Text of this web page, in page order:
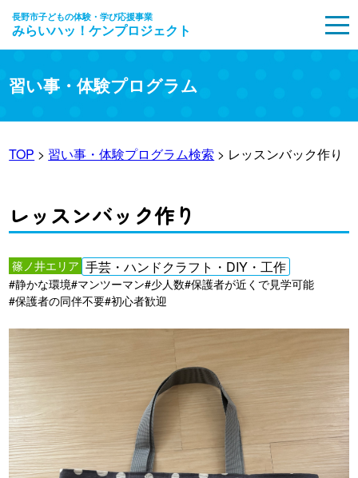
長野市子どもの体験・学び応援事業
みらいハッ！ケンプロジェクト
習い事・体験プログラム
TOP > 習い事・体験プログラム検索 > レッスンバック作り
レッスンバック作り
篠ノ井エリア 手芸・ハンドクラフト・DIY・工作
#静かな環境#マンツーマン#少人数#保護者が近くで見学可能
#保護者の同伴不要#初心者歓迎